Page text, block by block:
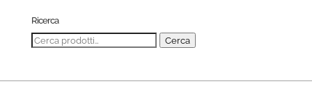
a
733,00€
Ricerca
Cerca: Cerca